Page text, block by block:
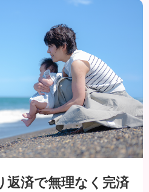
は別途、永住者の記載のある「在留カ
詳しくは、商
品概要説明書
住まいるロ
返済で無理なく完済